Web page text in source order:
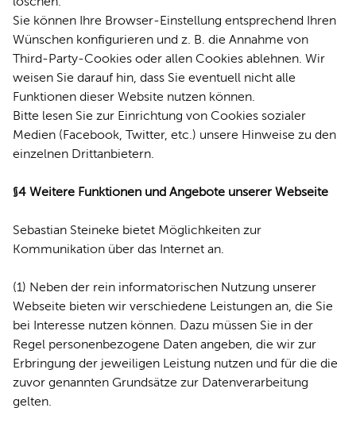
Sie können Ihre Browser-Einstellung entsprechend Ihren
Wünschen konfigurieren und z. B. die Annahme von
Third-Party-Cookies oder allen Cookies ablehnen. Wir
weisen Sie darauf hin, dass Sie eventuell nicht alle
Funktionen dieser Website nutzen können.
Bitte lesen Sie zur Einrichtung von Cookies sozialer
Medien (Facebook, Twitter, etc.) unsere Hinweise zu den
einzelnen Drittanbietern.
§4 Weitere Funktionen und Angebote unserer Webseite
Sebastian Steineke bietet Möglichkeiten zur
Kommunikation über das Internet an.
(1) Neben der rein informatorischen Nutzung unserer
Webseite bieten wir verschiedene Leistungen an, die Sie
bei Interesse nutzen können. Dazu müssen Sie in der
Regel personenbezogene Daten angeben, die wir zur
Erbringung der jeweiligen Leistung nutzen und für die die
zuvor genannten Grundsätze zur Datenverarbeitung
gelten.